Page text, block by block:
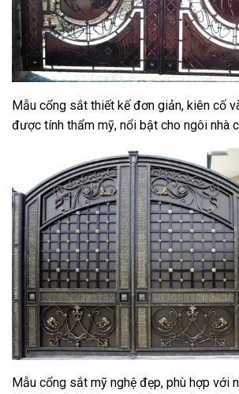
Mẫu cổng sắt thiết kế đơn giản, kiên cố
được tính thẩm mỹ, nổi bật cho ngôi nhà
Mẫu cổng sắt mỹ nghệ đẹp, phù hợp với